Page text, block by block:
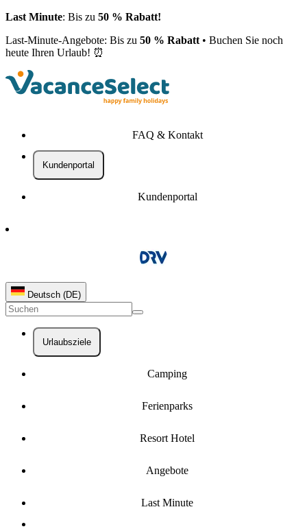
Last Minute: Bis zu 50 % Rabatt!
Last-Minute-Angebote: Bis zu 50 % Rabatt • Buchen Sie noch
heute Ihren Urlaub! ⏰
FAQ & Kontakt
Kundenportal
Kundenportal
Deutsch (DE)
Urlaubsziele
Camping
Ferienparks
Resort Hotel
Angebote
Last Minute